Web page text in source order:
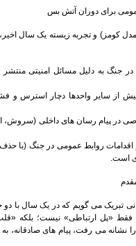
شهرداری از بانک شهر بابت
بیمه زندگی خاورمیانه مجوز
به عنوان رهبر کارآفرین اقتصادی و
مطالب بیشتر